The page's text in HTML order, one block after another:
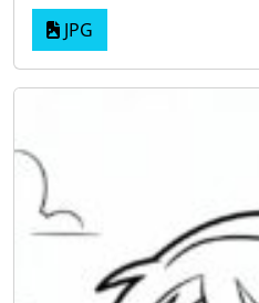
JPG